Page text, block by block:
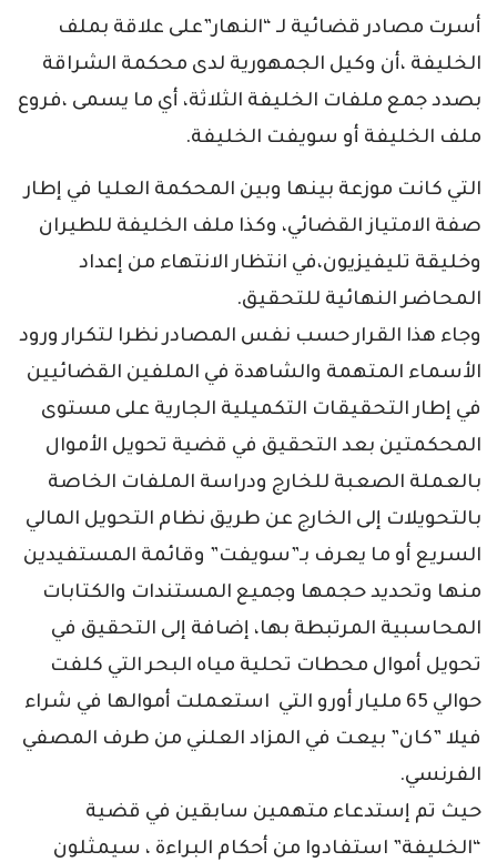
أسرت مصادر قضائية لـ “النهار”على علاقة بملف
الخليفة ،أن وكيل الجمهورية لدى محكمة الشراقة
بصدد جمع ملفات الخليفة الثلاثة، أي ما يسمى ،فروع
ملف الخليفة أو سويفت الخليفة.
التي كانت موزعة بينها وبين المحكمة العليا في إطار
صفة الامتياز القضائي، وكذا ملف الخليفة للطيران
وخليقة تليفيزيون،في انتظار الانتهاء من إعداد
المحاضر النهائية للتحقيق.
وجاء هذا القرار حسب نفس المصادر نظرا لتكرار ورود
الأسماء المتهمة والشاهدة في الملفين القضائيين
في إطار التحقيقات التكميلية الجارية على مستوى
المحكمتين بعد التحقيق في قضية تحويل الأموال
بالعملة الصعبة للخارج ودراسة الملفات الخاصة
بالتحويلات إلى الخارج عن طريق نظام التحويل المالي
السريع أو ما يعرف بـ”سويفت” وقائمة المستفيدين
منها وتحديد حجمها وجميع المستندات والكتابات
المحاسبية المرتبطة بها، إضافة إلى التحقيق في
تحويل أموال محطات تحلية مياه البحر التي كلفت
حوالي 65 مليار أورو التي استعملت أموالها في شراء
فيلا ”كان” بيعت في المزاد العلني من طرف المصفي
الفرنسي.
حيث تم إستدعاء متهمين سابقين في قضية
“الخليفة” استفادوا من أحكام البراءة ، سيمثلون